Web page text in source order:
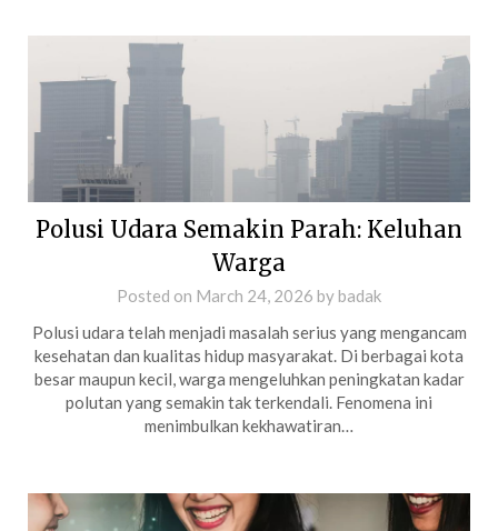
Polusi Udara Semakin Parah: Keluhan
Warga
Posted on March 24, 2026 bybadak
Polusi udara telah menjadi masalah serius yang mengancam
kesehatan dan kualitas hidup masyarakat. Di berbagai kota
besar maupun kecil, warga mengeluhkan peningkatan kadar
polutan yang semakin tak terkendali. Fenomena ini
menimbulkan kekhawatiran…